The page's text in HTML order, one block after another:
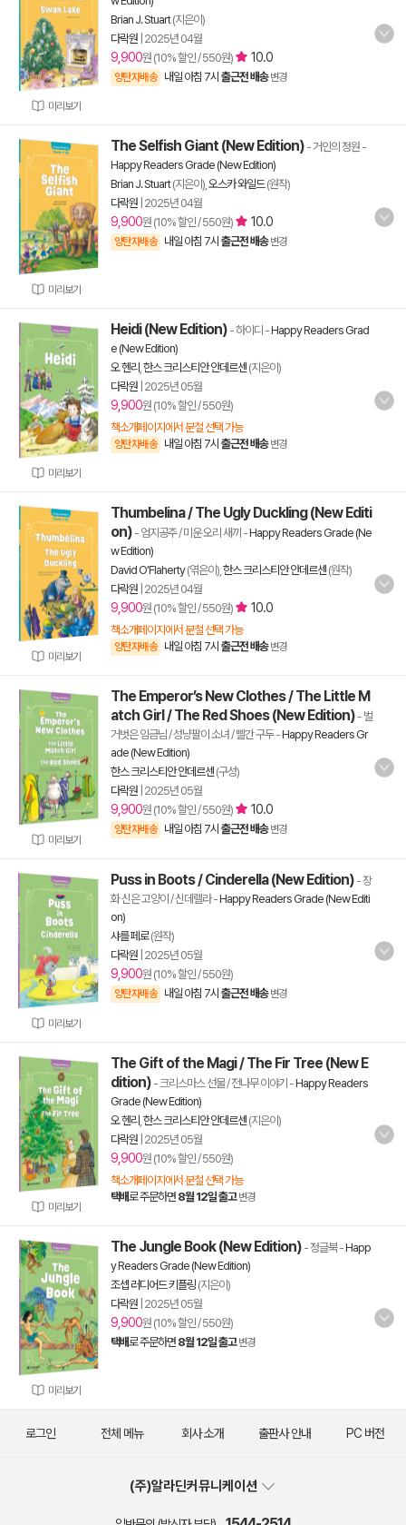
미리보기
Brian J. Stuart(지은이)
다락원 2025년 04월
9,900원 (10% 할인 / 550원) 10.0
양탄자배송 내일 아침 7시 출근전 배송 변경
미리보기
The Selfish Giant (New Edition) - 거인의 정원 -
Happy Readers Grade (New Edition)
Brian J. Stuart(지은이), 오스카 와일드(원작)
다락원 2025년 04월
9,900원 (10% 할인 / 550원) 10.0
양탄자배송 내일 아침 7시 출근전 배송 변경
미리보기
Heidi (New Edition) - 하이디 -Happy Readers Grad
e (New Edition)
오 헨리 한스 크리스티안 안데르센 (지은이)
다락원 2025년 05월
9,900원 (10% 할인 / 550원)
책소개페이지에서 분철 선택 가능
양탄자배송 내일 아침 7시 출근전 배송 변경
미리보기
Thumbelina / The Ugly Duckling (New Editi
on) - 엄지공주 / 미운 오리 새끼 -Happy Readers Grade (Ne
w Edition)
David O'Flaherty(엮은이), 한스 크리스티안 안데르센 (원작)
다락원 2025년 04월
9,900원 (10% 할인 / 550원) 10.0
책소개페이지에서 분철 선택 가능
양탄자배송 내일 아침 7시 출근전 배송 변경
미리보기
The Emperor’s New Clothes / The Little M
atch Girl / The Red Shoes (New Edition) - 벌
거벗은 임금님 / 성냥팔이 소녀 / 빨간 구두-Happy Readers Gr
ade (New Edition)
한스 크리스티안 안데르센 (구성)
다락원 2025년 05월
9,900원 (10% 할인 / 550원) 10.0
양탄자배송 내일 아침 7시 출근전 배송 변경
미리보기
Puss in Boots / Cinderella (New Edition) - 장
화 신은 고양이 / 신데렐라-Happy Readers Grade (New Editi
on)
샤를 페로(원작)
다락원 2025년 05월
9,900원 (10% 할인 / 550원)
양탄자배송 내일 아침 7시 출근전 배송 변경
미리보기
The Gift of the Magi / The Fir Tree (New E
dition) - 크리스마스 선물 / 전나무 이야기 -Happy Readers
Grade (New Edition)
오 헨리 한스 크리스티안 안데르센 (지은이)
다락원 2025년 05월
9,900원 (10% 할인 / 550원)
책소개페이지에서 분철 선택 가능
택배로 주문하면 8월 12일 출고 변경
미리보기
The Jungle Book (New Edition) - 정글북-Happ
y Readers Grade (New Edition)
조셉 러디어드 키플링 (지은이)
다락원 2025년 05월
9,900원 (10% 할인 / 550원)
택배로 주문하면 8월 12일 출고 변경
로그인 전체 메뉴 회사 소개 출판사 안내 PC 버전
(주)알라딘커뮤니케이션